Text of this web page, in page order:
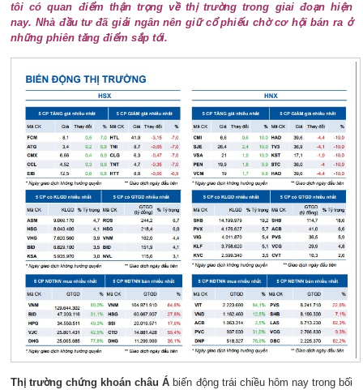
tôi có quan điểm thận trọng về thị trường trong giai đoạn hiện
nay. Nhà đầu tư đã giải ngân nên giữ cổ phiếu chờ cơ hội bán ra ở
những phiên tăng điểm sắp tới.
Thị trường chứng khoán châu Á biến động trái chiều hôm nay trong bối